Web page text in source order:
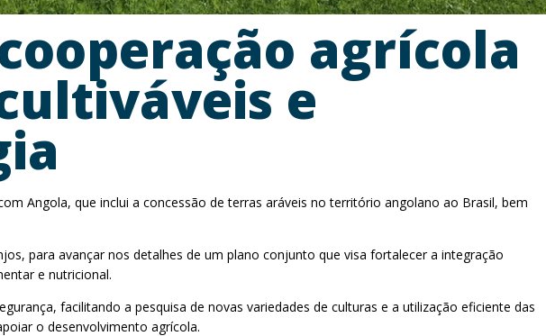
agrícola
e
Angola, que inclui a concessão de terras aráveis no território angolano ao Brasil, bem
para avançar nos detalhes de um plano conjunto que visa fortalecer a integração
e nutricional.
facilitando a pesquisa de novas variedades de culturas e a utilização eficiente das
o desenvolvimento agrícola.